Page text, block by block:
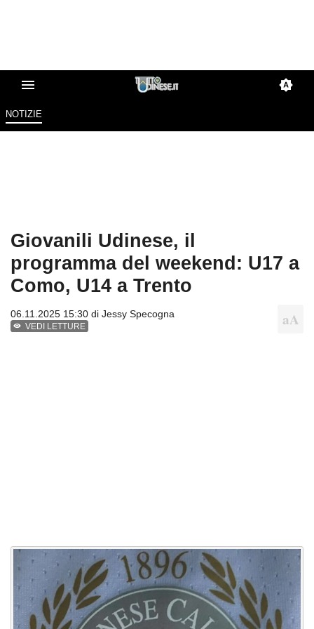
NOTIZIE
Giovanili Udinese, il
programma del weekend: U17 a
Como, U14 a Trento
06.11.2025 15:30 di Jessy Specogna
VEDI LETTURE